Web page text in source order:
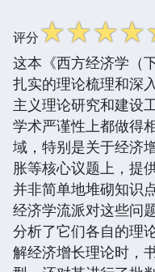
评分☆☆☆☆
这本《西方经济学（
扎实的理论梳理和深
主义理论研究和建设
学术严谨性上都做得
域，特别是关于经济
胀等核心议题上，提
并非简单地堆砌知识
经济学流派对这些问
分析了它们各自的理
解经济增长理论时，